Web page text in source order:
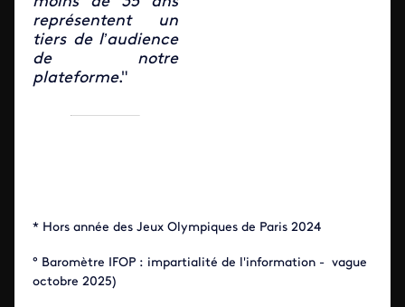
représentent un
tiers de l’audience
de notre
plateforme."
* Hors année des Jeux Olympiques de Paris 2024
° Baromètre IFOP : impartialité de l'information - vague
octobre 2025)